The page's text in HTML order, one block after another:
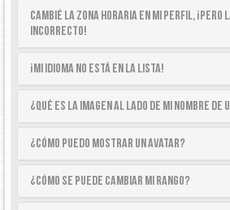
Cambié la zona horaria en mi perfil, ¡pero
incorrecto!
¡Mi idioma no está en la lista!
¿Qué es la imagen al lado de mi nombre de
¿Cómo puedo mostrar un avatar?
¿Cómo se puede cambiar mi rango?